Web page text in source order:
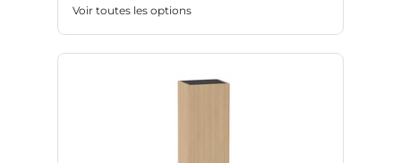
Voir toutes les options